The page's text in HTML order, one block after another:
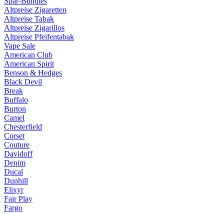
Altpreise Zigaretten
Altpreise Tabak
Altpreise Zigarillos
Altpreise Pfeifentabak
Vape Sale
American Club
American Spirit
Benson & Hedges
Black Devil
Break
Buffalo
Burton
Camel
Chesterfield
Corset
Couture
Davidoff
Denim
Ducal
Dunhill
Elixyr
Fair Play
Fargo